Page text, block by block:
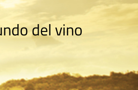
del vino